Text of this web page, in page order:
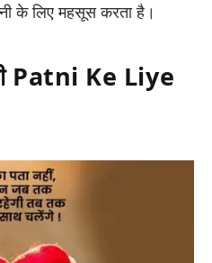
के लिए महसूस करता है।
Patni Ke Liye